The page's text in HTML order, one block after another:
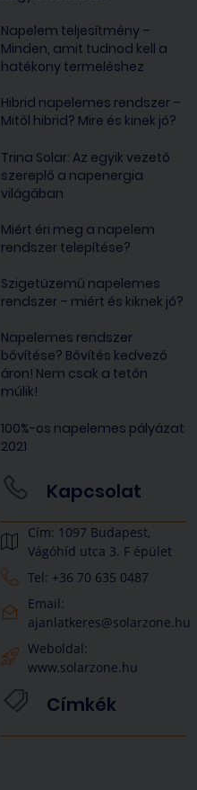
Napelem teljesítmény –
Minden, amit tudnod kell a
hatékony termeléshez
Hibrid napelemes rendszer –
Mitől hibrid? Mire és kinek jó?
Trina Solar: Az egyik vezető
szereplő a napenergia
világában
Miért éri meg a napelem
rendszer telepítése?
Szigetüzemű napelemes
rendszer – miért és kiknek jó?
Napelemes rendszer
bővítése? Bővítés kedvező
áron! Nem csak a tetőn
múlik!
100%-os napelemes pályázat
2021
Kapcsolat
Cím: 1097 Budapest,
Vágóhíd utca 3. F épület
Tel: +36 70 635 0487
Email:
ajanlatkeres@solarzone.hu
Weboldal:
www.solarzone.hu
Címkék